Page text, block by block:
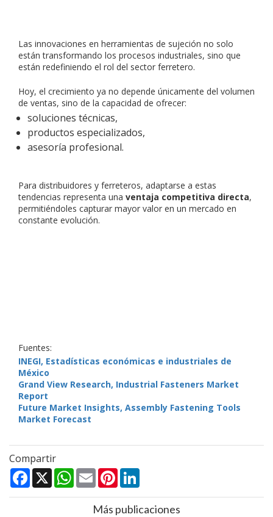
Las innovaciones en herramientas de sujeción no solo
están transformando los procesos industriales, sino que
están redefiniendo el rol del sector ferretero.
Hoy, el crecimiento ya no depende únicamente del volumen
de ventas, sino de la capacidad de ofrecer:
soluciones técnicas,
productos especializados,
asesoría profesional.
Para distribuidores y ferreteros, adaptarse a estas
tendencias representa una ventaja competitiva directa,
permitiéndoles capturar mayor valor en un mercado en
constante evolución.
Fuentes:
INEGI, Estadísticas económicas e industriales de
México
Grand View Research, Industrial Fasteners Market
Report
Future Market Insights, Assembly Fastening Tools
Market Forecast
Compartir
Facebook
X WhatsApp
EmailPinterest
Más publicaciones